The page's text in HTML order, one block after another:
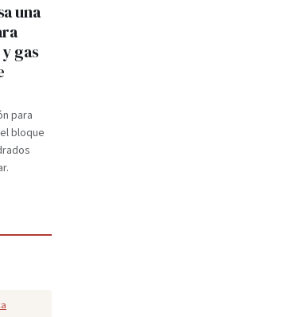
una
gas
para
bloque